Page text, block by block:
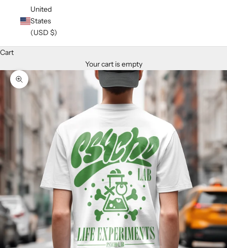
United
States
(USD $)
Cart
Your cart is empty
Zoom picture